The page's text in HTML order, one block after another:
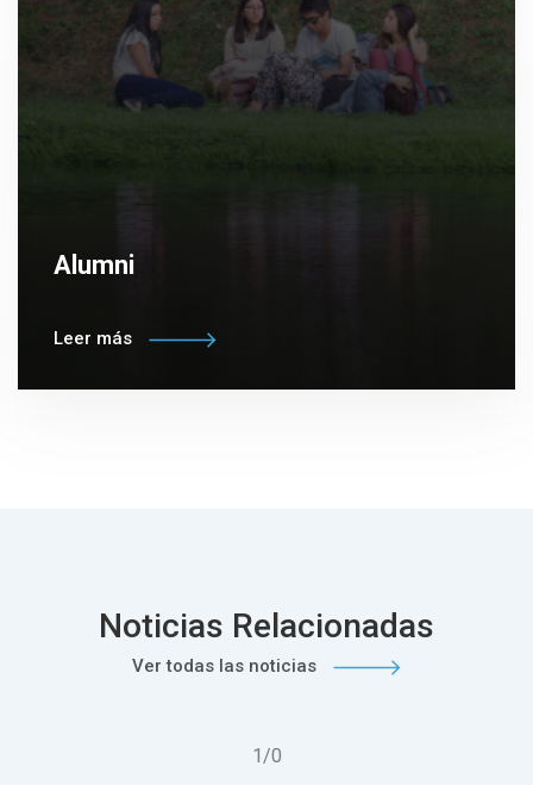
Alumni
Leer más
Noticias Relacionadas
Ver todas las noticias
1 /0